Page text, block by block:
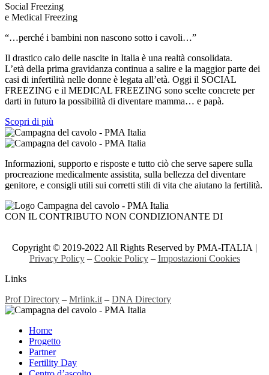
Social Freezing
e Medical Freezing
“…perché i bambini non nascono sotto i cavoli…”
Il drastico calo delle nascite in Italia è una realtà consolidata.
L’età della prima gravidanza continua a salire e la maggior parte dei
casi di infertilità nelle donne è legata all’età. Oggi il SOCIAL
FREEZING e il MEDICAL FREEZING sono scelte concrete per
darti in futuro la possibilità di diventare mamma… e papà.
Scopri di più
Informazioni, supporto e risposte e tutto ciò che serve sapere sulla
procreazione medicalmente assistita, sulla bellezza del diventare
genitore, e consigli utili sui corretti stili di vita che aiutano la fertilità.
CON IL CONTRIBUTO NON CONDIZIONANTE DI
Copyright © 2019-2022 All Rights Reserved by PMA-ITALIA |
Privacy Policy– Cookie Policy– Impostazioni Cookies
Links
Prof Directory – Mrlink.it – DNA Directory
Home
Progetto
Partner
Fertility Day